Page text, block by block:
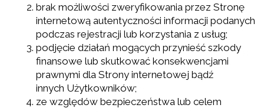
brak możliwości zweryfikowania przez Stronę
internetową autentyczności informacji podanych
podczas rejestracji lub korzystania z usług;
podjęcie działań mogących przynieść szkody
finansowe lub skutkować konsekwencjami
prawnymi dla Strony internetowej bądź
innych Użytkowników;
ze względów bezpieczeństwa lub celem